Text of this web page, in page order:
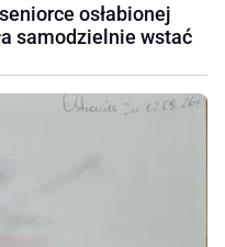
osłabionej
samodzielnie wstać